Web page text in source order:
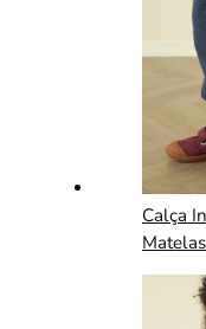
Calça